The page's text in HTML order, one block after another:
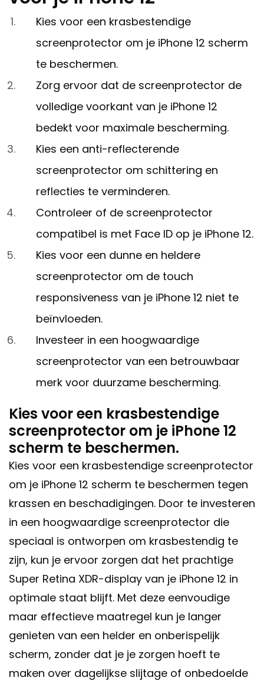
Kies voor een krasbestendige
screenprotector om je iPhone 12 scherm
te beschermen.
Zorg ervoor dat de screenprotector de
volledige voorkant van je iPhone 12
bedekt voor maximale bescherming.
Kies een anti-reflecterende
screenprotector om schittering en
reflecties te verminderen.
Controleer of de screenprotector
compatibel is met Face ID op je iPhone 12.
Kies voor een dunne en heldere
screenprotector om de touch
responsiveness van je iPhone 12 niet te
beïnvloeden.
Investeer in een hoogwaardige
screenprotector van een betrouwbaar
merk voor duurzame bescherming.
Kies voor een krasbestendige
screenprotector om je iPhone 12
scherm te beschermen.
Kies voor een krasbestendige screenprotector
om je iPhone 12 scherm te beschermen tegen
krassen en beschadigingen. Door te investeren
in een hoogwaardige screenprotector die
speciaal is ontworpen om krasbestendig te
zijn, kun je ervoor zorgen dat het prachtige
Super Retina XDR-display van je iPhone 12 in
optimale staat blijft. Met deze eenvoudige
maar effectieve maatregel kun je langer
genieten van een helder en onberispelijk
scherm, zonder dat je je zorgen hoeft te
maken over dagelijkse slijtage of onbedoelde